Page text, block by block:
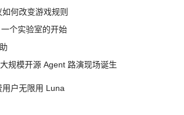
何改变游戏规则
个实验室的开始
规模开源 Agent 路演现场诞生
户无限用 Luna